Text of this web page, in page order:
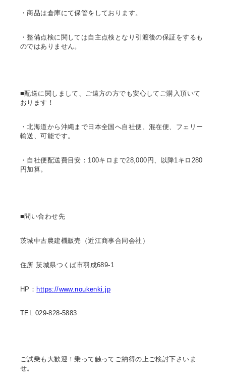
・商品は倉庫にて保管をしております。
・整備点検に関しては自主点検となり引渡後の保証をするも
のではありません。
■配送に関しまして、ご遠方の方でも安心してご購入頂いて
おります！
・北海道から沖縄まで日本全国へ自社便、混在便、フェリー
輸送、可能です。
・自社便配送費目安：100キロまで28,000円、以降1キロ280
円加算。
■問い合わせ先
茨城中古農建機販売（近江商事合同会社）
住所 茨城県つくば市羽成689-1
HP： https://www.noukenki.jp
TEL 029-828-5883
ご試乗も大歓迎！乗って触ってご納得の上ご検討下さいま
せ。